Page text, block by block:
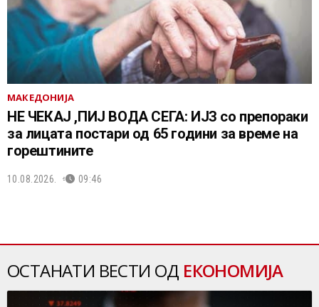
МАКЕДОНИЈА
НЕ ЧEКАЈ ,ПИЈ ВОДА СЕГА: ИЈЗ со препораки
за лицата постари од 65 години за време на
горештините
10.08.2026. 09:46
ОСТАНАТИ ВЕСТИ ОД ЕКОНОМИЈА